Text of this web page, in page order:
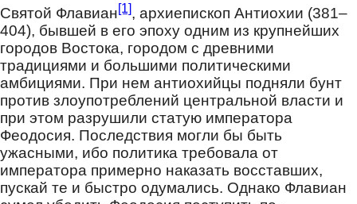
Святой Флавиан[1], архиепископ Антиохии (381–
404), бывшей в его эпоху одним из крупнейших
городов Востока, городом с древними
традициями и большими политическими
амбициями. При нем антиохийцы подняли бунт
против злоупотреблений центральной власти и
при этом разрушили статую императора
Феодосия. Последствия могли бы быть
ужасными, ибо политика требовала от
императора примерно наказать восставших,
пускай те и быстро одумались. Однако Флавиан